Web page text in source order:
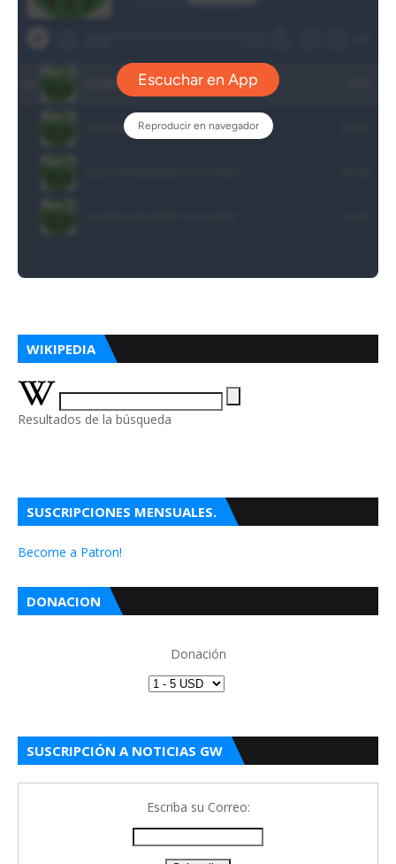
WIKIPEDIA
Resultados de la búsqueda
SUSCRIPCIONES MENSUALES.
Become a Patron!
DONACION
Donación
SUSCRIPCIÓN A NOTICIAS GW
Escriba su Correo: